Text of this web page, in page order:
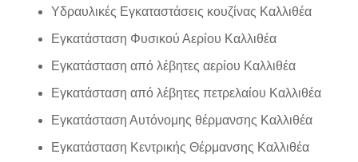
Υδραυλικές Εγκαταστάσεις κουζίνας Καλλιθέα
Εγκατάσταση Φυσικού Αερίου Καλλιθέα
Εγκατάσταση από λέβητες αερίου Καλλιθέα
Εγκατάσταση από λέβητες πετρελαίου Καλλιθέα
Εγκατάσταση Αυτόνομης θέρμανσης Καλλιθέα
Εγκατάσταση Κεντρικής Θέρμανσης Καλλιθέα